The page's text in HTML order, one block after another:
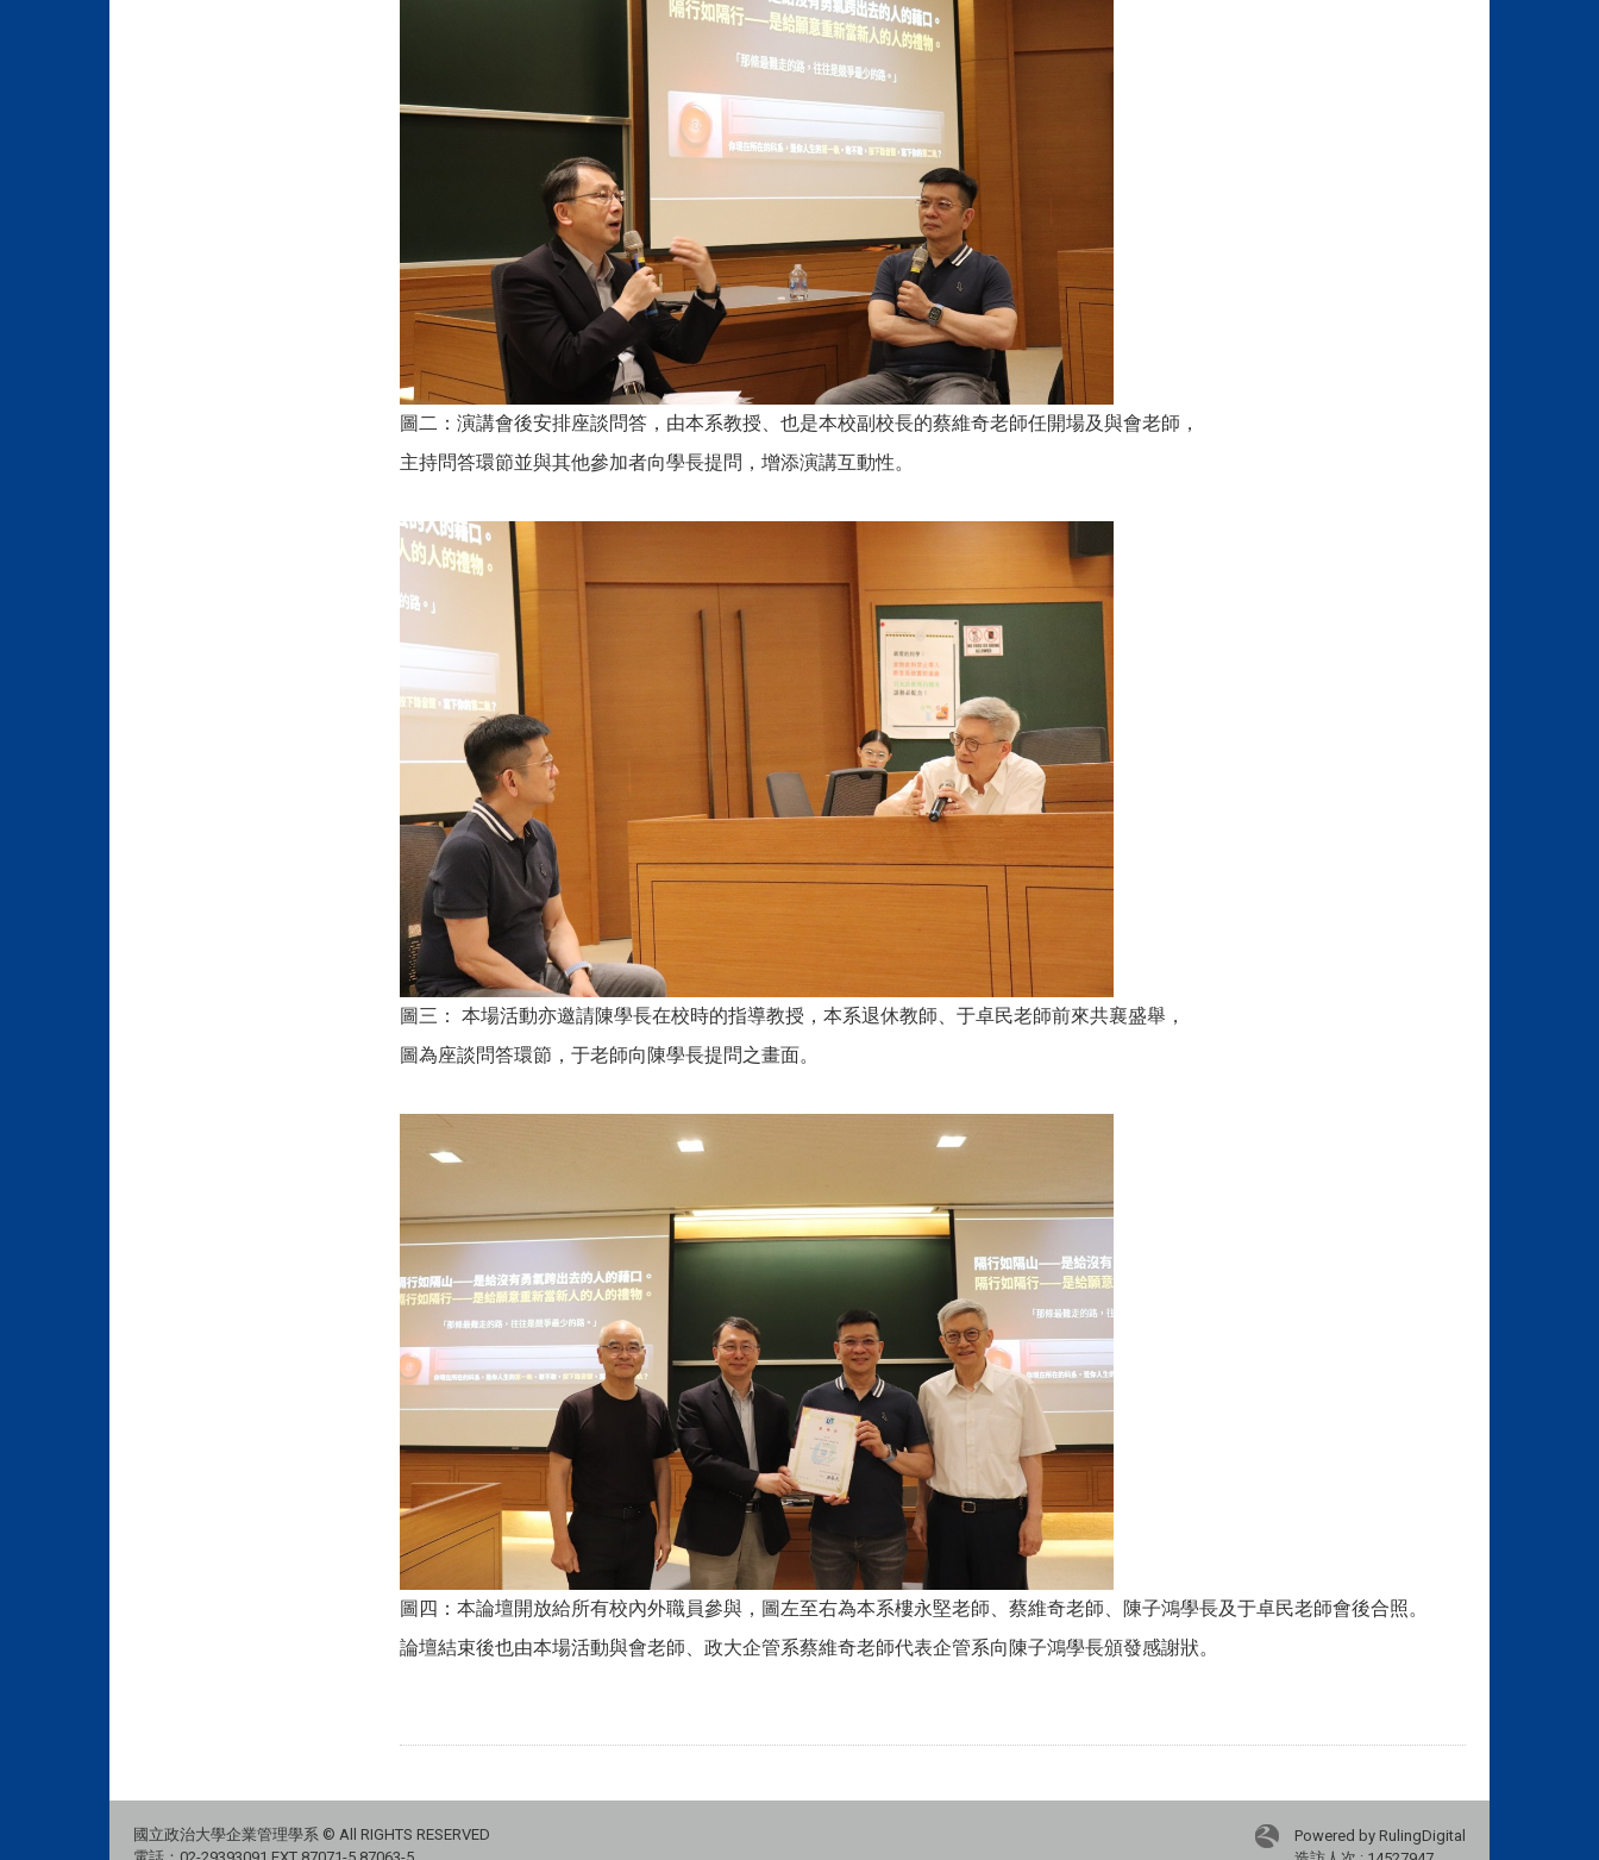
圖二：演講會後安排座談問答，由本系教授、也是本校副校長的蔡維奇老師任開場及與會老師，
主持問答環節並與其他參加者向學長提問，增添演講互動性。
圖三：
本場活動亦邀請陳學長在校時的指導教授，本系退休教師、于卓民老師前來共襄盛舉，
圖為座談問答環節，于老師向陳學長提問之畫面。
圖四：本論壇開放給所有校內外職員參與，圖左至右為本系樓永堅老師、蔡維奇老師、陳子鴻學長及于卓民老師會後合照。
論壇結束後也由本場活動與會老師、政大企管系蔡維奇老師代表企管系向陳子鴻學長頒發感謝狀。
國立政治大學企業管理學系 © All RIGHTS RESERVED
Powered by RulingDigital